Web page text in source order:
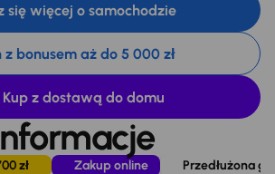
się więcej o samochodzie
z bonusem aż do 5 000 zł
Kup z dostawą do domu
zł Zakup online Przedłużona